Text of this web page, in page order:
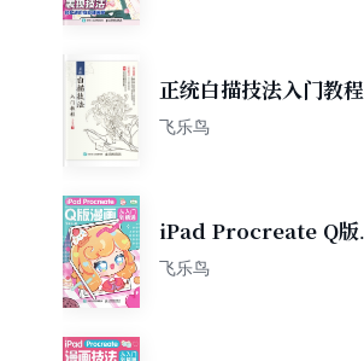
正统白描技法入门教程
飞乐鸟
iPad Procreate Q版
漫画从入门到精通
飞乐鸟